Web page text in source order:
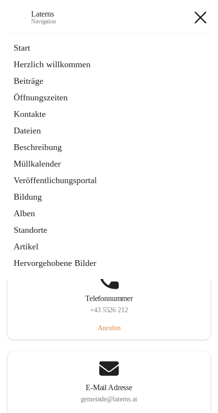
Laterns
Navigation
Start
Herzlich willkommen
Beiträge
Öffnungszeiten
Kontakte
Dateien
Beschreibung
Müllkalender
Veröffentlichungsportal
Bildung
Alben
Standorte
Artikel
Hervorgehobene Bilder
11 Schnellzugriffe
Soziales
1 Schnellzugriff
Telefonnummer
+43 5526 212
Anrufen
E-Mail Adresse
gemeinde@laterns.at